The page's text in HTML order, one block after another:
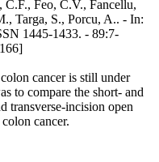
C.F., Feo, C.V., Fancellu,
Targa, S., Porcu, A.. - In:
1445-1433. - 89:7-
cancer is still under
to compare the short- and
transverse-incision open
cancer.